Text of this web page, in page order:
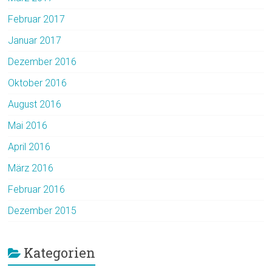
Februar 2017
Januar 2017
Dezember 2016
Oktober 2016
August 2016
Mai 2016
April 2016
März 2016
Februar 2016
Dezember 2015
Kategorien